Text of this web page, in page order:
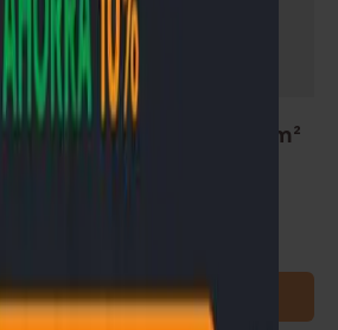
Tránsito Bora precio por m²
vende en cajas (2.85 m²)
AL CARRITO